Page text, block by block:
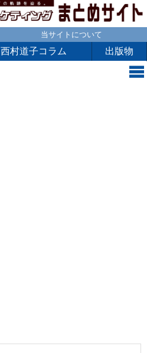
当サイトについて
西村道子コラム 出版物